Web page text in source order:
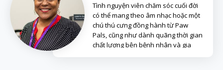
Tình nguyện viên chăm sóc cuối đời
có thể mang theo âm nhạc hoặc một
chú thú cưng đồng hành từ Paw
Pals, cũng như dành quãng thời gian
chất lượng bên bệnh nhân và gia